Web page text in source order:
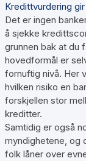
Kredittvurdering
Det er ingen
å sjekke
grunnen bak at du
hovedformål er
fornuftig nivå. Her
hvilken risiko en
forskjellen stor
kreditter.
Samtidig er også
myndighetene, og
folk låner over